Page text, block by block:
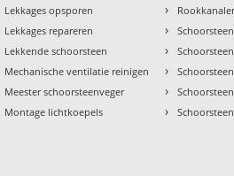
Lekkages opsporen
Lekkages repareren
Lekkende schoorsteen
Mechanische ventilatie reinigen
Meester schoorsteenveger
Montage lichtkoepels
›
› Schoorsteen
›
›
›
›